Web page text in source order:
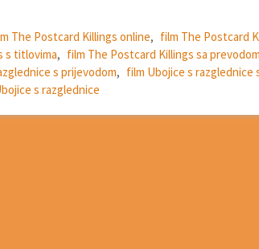
The Postcard Killings online, film The Postcard
s titlovima, film The Postcard Killings sa prevodom
s prijevodom, film Ubojice s razglednice
s razglednice